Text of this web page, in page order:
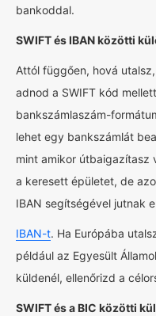
bankoddal.
SWIFT és IBAN közötti
Attól függően, hová
adnod a SWIFT kód
bankszámlaszám-
lehet egy bankszámlát
mint amikor útbaigazítasz
a keresett épületet, de
IBAN segítségével jutnak
IBAN-t. Ha Európába
például az Egyesült
küldenél, ellenőrizd a
SWIFT és a BIC közötti